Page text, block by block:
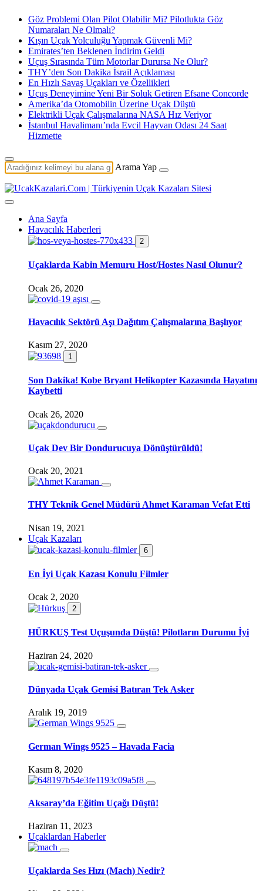
Göz Problemi Olan Pilot Olabilir Mi? Pilotlukta Göz
Numaraları Ne Olmalı?
Kışın Uçak Yolculuğu Yapmak Güvenli Mi?
Emirates’ten Beklenen İndirim Geldi
Uçuş Sırasında Tüm Motorlar Durursa Ne Olur?
THY’den Son Dakika İsrail Açıklaması
En Hızlı Savaş Uçakları ve Özellikleri
Uçuş Deneyimine Yeni Bir Soluk Getiren Efsane Concorde
Amerika’da Otomobilin Üzerine Uçak Düştü
Elektrikli Uçak Çalışmalarına NASA Hız Veriyor
İstanbul Havalimanı’nda Evcil Hayvan Odası 24 Saat
Hizmette
Arama Yap
Ana Sayfa
Havacılık Haberleri
2
Uçaklarda Kabin Memuru Host/Hostes Nasıl Olunur?
Ocak 26, 2020
Havacılık Sektörü Aşı Dağıtım Çalışmalarına Başlıyor
Kasım 27, 2020
1
Son Dakika! Kobe Bryant Helikopter Kazasında Hayatını
Kaybetti
Ocak 26, 2020
Uçak Dev Bir Dondurucuya Dönüştürüldü!
Ocak 20, 2021
THY Teknik Genel Müdürü Ahmet Karaman Vefat Etti
Nisan 19, 2021
Uçak Kazaları
6
En İyi Uçak Kazası Konulu Filmler
Ocak 2, 2020
2
HÜRKUŞ Test Uçuşunda Düştü! Pilotların Durumu İyi
Haziran 24, 2020
Dünyada Uçak Gemisi Batıran Tek Asker
Aralık 19, 2019
German Wings 9525 – Havada Facia
Kasım 8, 2020
Aksaray’da Eğitim Uçağı Düştü!
Haziran 11, 2023
Uçaklardan Haberler
Uçaklarda Ses Hızı (Mach) Nedir?